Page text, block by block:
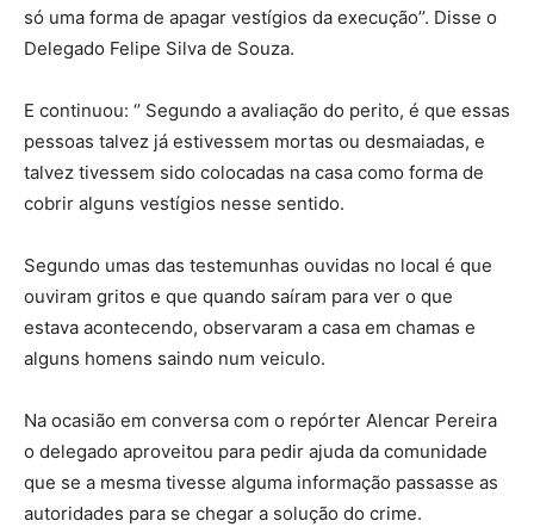
só uma forma de apagar vestígios da execução’’. Disse o
Delegado Felipe Silva de Souza.
E continuou: ‘’ Segundo a avaliação do perito, é que essas
pessoas talvez já estivessem mortas ou desmaiadas, e
talvez tivessem sido colocadas na casa como forma de
cobrir alguns vestígios nesse sentido.
Segundo umas das testemunhas ouvidas no local é que
ouviram gritos e que quando saíram para ver o que
estava acontecendo, observaram a casa em chamas e
alguns homens saindo num veiculo.
Na ocasião em conversa com o repórter Alencar Pereira
o delegado aproveitou para pedir ajuda da comunidade
que se a mesma tivesse alguma informação passasse as
autoridades para se chegar a solução do crime.